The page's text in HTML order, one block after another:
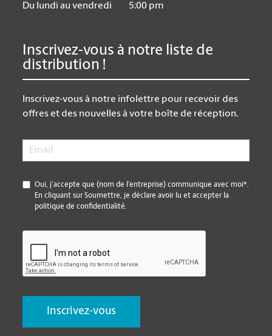
Du lundi au vendredi
5:00 pm
Inscrivez-vous à notre liste de
distribution !
Inscrivez-vous à notre infolettre pour recevoir des
offres et des nouvelles à votre boîte de réception.
Email
*
Oui, j’accepte que (nom de l’entreprise) communique avec moi*.
En cliquant sur Soumettre, je déclare avoir lu et accepter la
politique de confidentialité.